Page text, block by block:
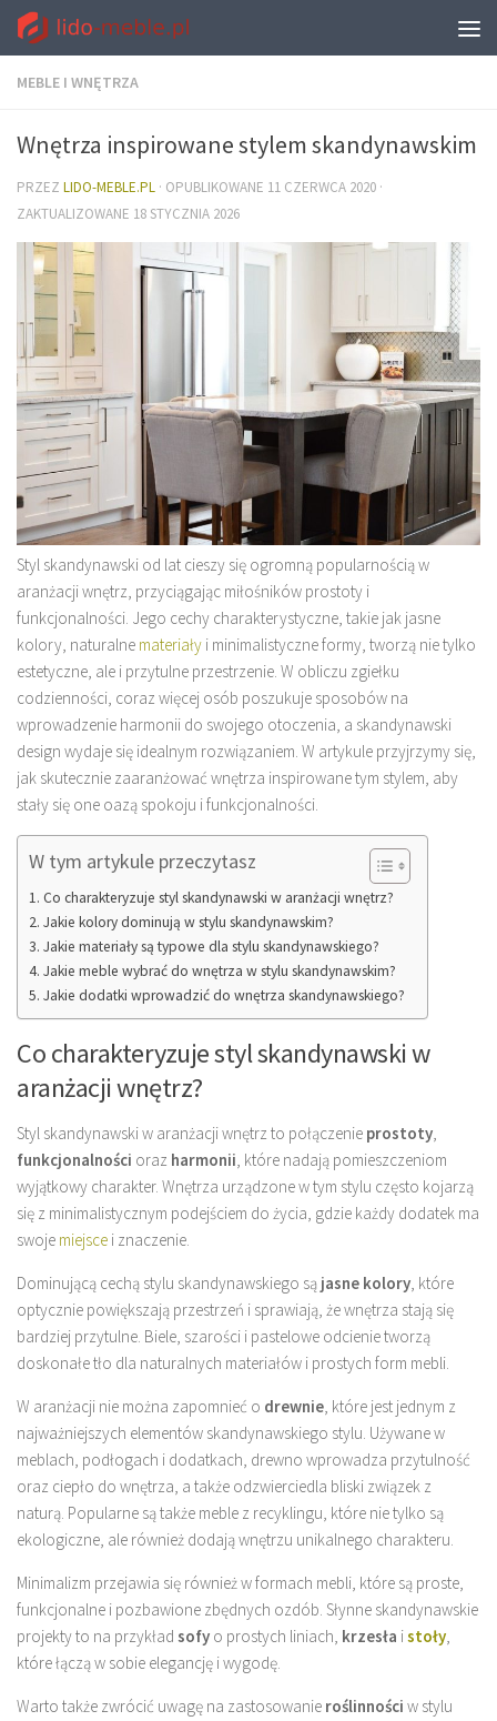
MEBLE I WNĘTRZA
Wnętrza inspirowane stylem skandynawskim
PRZEZ LIDO-MEBLE.PL · OPUBLIKOWANE 11 CZERWCA 2020 ·
ZAKTUALIZOWANE 18 STYCZNIA 2026
Styl skandynawski od lat cieszy się ogromną popularnością w
aranżacji wnętrz, przyciągając miłośników prostoty i
funkcjonalności. Jego cechy charakterystyczne, takie jak jasne
kolory, naturalne materiały i minimalistyczne formy, tworzą nie tylko
estetyczne, ale i przytulne przestrzenie. W obliczu zgiełku
codzienności, coraz więcej osób poszukuje sposobów na
wprowadzenie harmonii do swojego otoczenia, a skandynawski
design wydaje się idealnym rozwiązaniem. W artykule przyjrzymy się,
jak skutecznie zaaranżować wnętrza inspirowane tym stylem, aby
stały się one oazą spokoju i funkcjonalności.
W tym artykule przeczytasz
Co charakteryzuje styl skandynawski w aranżacji wnętrz?
Jakie kolory dominują w stylu skandynawskim?
Jakie materiały są typowe dla stylu skandynawskiego?
Jakie meble wybrać do wnętrza w stylu skandynawskim?
Jakie dodatki wprowadzić do wnętrza skandynawskiego?
Co charakteryzuje styl skandynawski w
aranżacji wnętrz?
Styl skandynawski w aranżacji wnętrz to połączenie prostoty,
funkcjonalności oraz harmonii, które nadają pomieszczeniom
wyjątkowy charakter. Wnętrza urządzone w tym stylu często kojarzą
się z minimalistycznym podejściem do życia, gdzie każdy dodatek ma
swoje miejsce i znaczenie.
Dominującą cechą stylu skandynawskiego są jasne kolory, które
optycznie powiększają przestrzeń i sprawiają, że wnętrza stają się
bardziej przytulne. Biele, szarości i pastelowe odcienie tworzą
doskonałe tło dla naturalnych materiałów i prostych form mebli.
W aranżacji nie można zapomnieć o drewnie, które jest jednym z
najważniejszych elementów skandynawskiego stylu. Używane w
meblach, podłogach i dodatkach, drewno wprowadza przytulność
oraz ciepło do wnętrza, a także odzwierciedla bliski związek z
naturą. Popularne są także meble z recyklingu, które nie tylko są
ekologiczne, ale również dodają wnętrzu unikalnego charakteru.
Minimalizm przejawia się również w formach mebli, które są proste,
funkcjonalne i pozbawione zbędnych ozdób. Słynne skandynawskie
projekty to na przykład sofy o prostych liniach, krzesła istoły,
które łączą w sobie elegancję i wygodę.
Warto także zwrócić uwagę na zastosowanie roślinności w stylu